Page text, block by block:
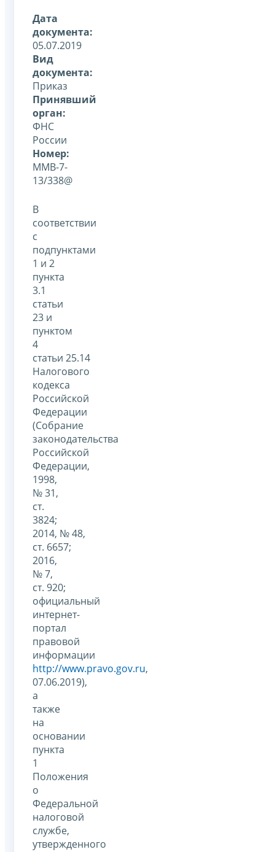
Дата
документа:
05.07.2019
Вид
документа:
Приказ
Принявший
орган:
ФНС
России
Номер:
ММВ-7-
13/338@
В
соответствии
с
подпунктами
1 и 2
пункта
3.1
статьи
23 и
пунктом
4
статьи 25.14
Налогового
кодекса
Российской
Федерации
(Собрание
законодательства
Российской
Федерации,
1998,
№ 31,
ст.
3824;
2014, № 48,
ст. 6657;
2016,
№ 7,
ст. 920;
официальный
интернет-
портал
правовой
информации
http://www.pravo.gov.ru,
07.06.2019),
а
также
на
основании
пункта
1
Положения
о
Федеральной
налоговой
службе,
утвержденного